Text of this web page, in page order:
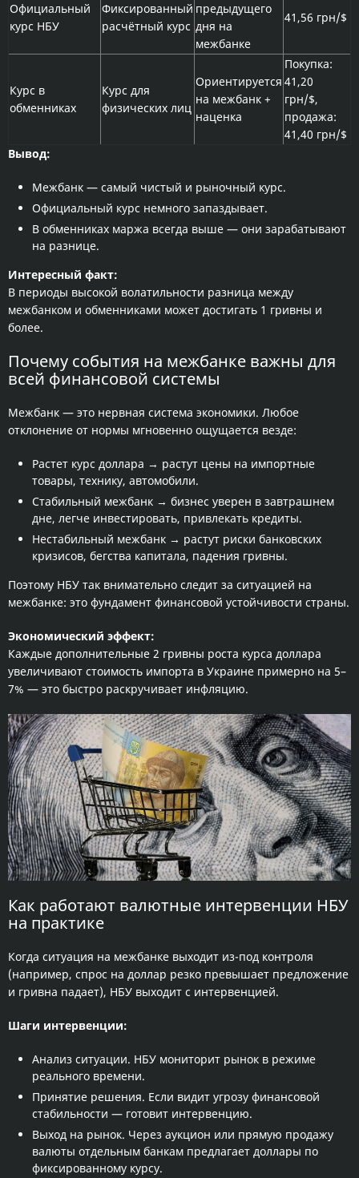
Официальный
курс НБУ
Фиксированный
расчётный курс
предыдущего
дня на
межбанке
41,56 грн/$
Курс в
обменниках
Курс для
физических лиц
Ориентируется
на межбанк +
наценка
Покупка:
41,20
грн/$,
продажа:
41,40 грн/$
Вывод:
Межбанк — самый чистый и рыночный курс.
Официальный курс немного запаздывает.
В обменниках маржа всегда выше — они зарабатывают
на разнице.
Интересный факт:
В периоды высокой волатильности разница между
межбанком и обменниками может достигать 1 гривны и
более.
Почему события на межбанке важны для
всей финансовой системы
Межбанк — это нервная система экономики. Любое
отклонение от нормы мгновенно ощущается везде:
Растет курс доллара → растут цены на импортные
товары, технику, автомобили.
Стабильный межбанк → бизнес уверен в завтрашнем
дне, легче инвестировать, привлекать кредиты.
Нестабильный межбанк → растут риски банковских
кризисов, бегства капитала, падения гривны.
Поэтому НБУ так внимательно следит за ситуацией на
межбанке: это фундамент финансовой устойчивости страны.
Экономический эффект:
Каждые дополнительные 2 гривны роста курса доллара
увеличивают стоимость импорта в Украине примерно на 5–
7% — это быстро раскручивает инфляцию.
Как работают валютные интервенции НБУ
на практике
Когда ситуация на межбанке выходит из-под контроля
(например, спрос на доллар резко превышает предложение
и гривна падает), НБУ выходит с интервенцией.
Шаги интервенции:
Анализ ситуации. НБУ мониторит рынок в режиме
реального времени.
Принятие решения. Если видит угрозу финансовой
стабильности — готовит интервенцию.
Выход на рынок. Через аукцион или прямую продажу
валюты отдельным банкам предлагает доллары по
фиксированному курсу.